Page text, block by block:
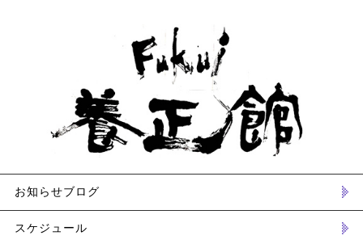
お知らせブログ
スケジュール